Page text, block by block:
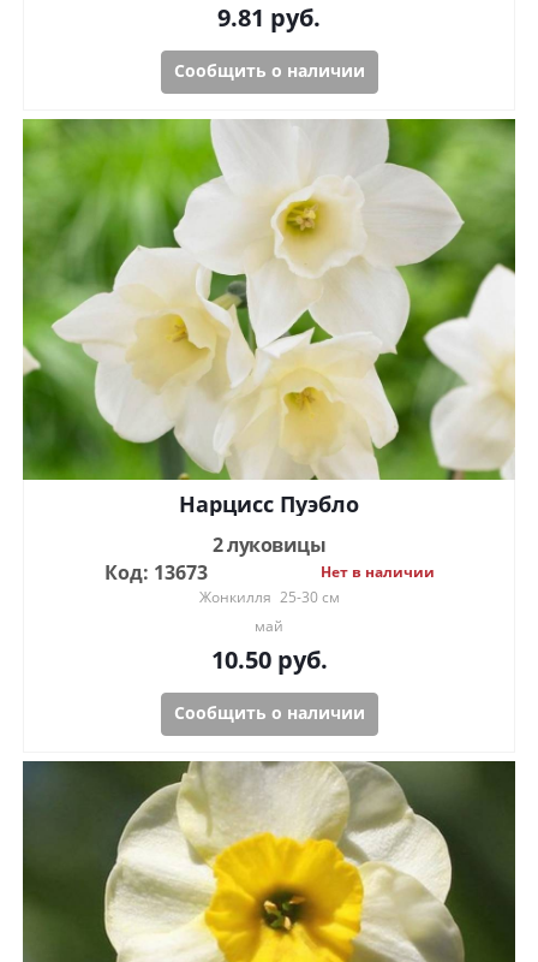
9.81 руб.
Сообщить о наличии
Нарцисс Пуэбло
2 луковицы
Код: 13673
Нет в наличии
Жонкилля 25-30 см
май
10.50руб.
Сообщить о наличии